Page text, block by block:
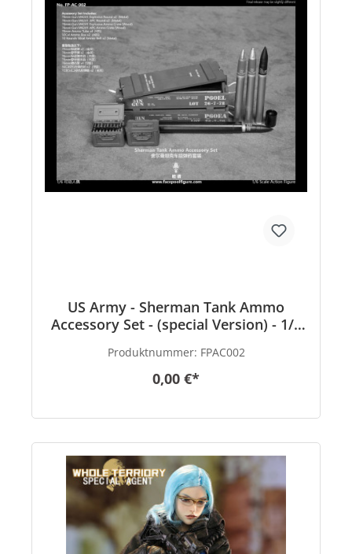
US Army - Sherman Tank Ammo
Accessory Set - (special Version) - 1/6
Produktnummer: FPAC002
0,00 €*